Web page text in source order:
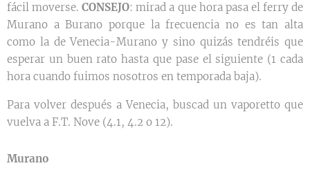
fácil moverse.CONSEJO: mirad a que hora pasa el ferry de
Murano a Burano porque la frecuencia no es tan alta
como la de Venecia-Murano y sino quizás tendréis que
esperar un buen rato hasta que pase el siguiente (1 cada
hora cuando fuimos nosotros en temporada baja).
Para volver después a Venecia, buscad un vaporetto que
vuelva a F.T. Nove (4.1, 4.2 o 12).
Murano